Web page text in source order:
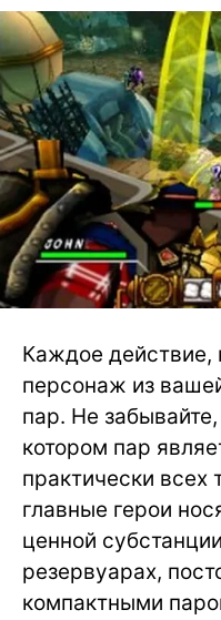
Каждое действие,
персонаж из
пар. Не
котором пар
практически всех
главные герои
ценной
резервуарах,
компактными